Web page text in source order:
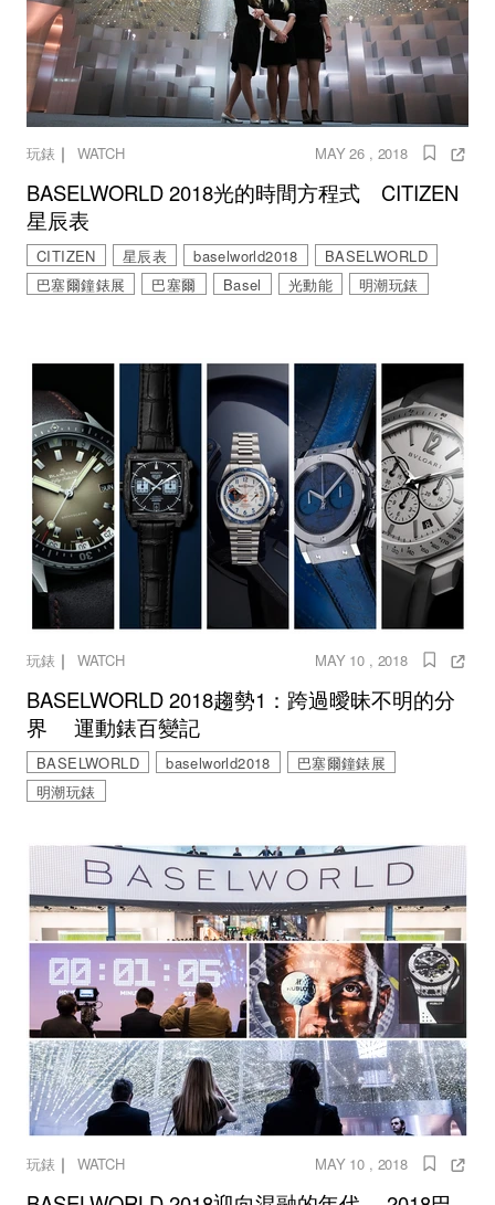
玩錶 ｜ WATCH MAY 26 , 2018
BASELWORLD 2018光的時間方程式 CITIZEN
星辰表
CITIZEN 星辰表 baselworld2018
BASELWORLD
巴塞爾鐘錶展
巴塞爾 Basel 光動能 明潮玩錶
玩錶 ｜ WATCH MAY 10 , 2018
BASELWORLD 2018趨勢1：跨過曖昧不明的分
界 運動錶百變記
BASELWORLD baselworld2018
巴塞爾鐘錶展
明潮玩錶
玩錶 ｜ WATCH MAY 10 , 2018